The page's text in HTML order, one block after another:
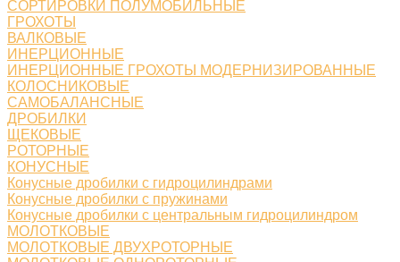
СОРТИРОВКИ ПОЛУМОБИЛЬНЫЕ
ГРОХОТЫ
ВАЛКОВЫЕ
ИНЕРЦИОННЫЕ
ИНЕРЦИОННЫЕ ГРОХОТЫ МОДЕРНИЗИРОВАННЫЕ
КОЛОСНИКОВЫЕ
САМОБАЛАНСНЫЕ
ДРОБИЛКИ
ЩЕКОВЫЕ
РОТОРНЫЕ
КОНУСНЫЕ
Конусные дробилки с гидроцилиндрами
Конусные дробилки с пружинами
Конусные дробилки с центральным гидроцилиндром
МОЛОТКОВЫЕ
МОЛОТКОВЫЕ ДВУХРОТОРНЫЕ